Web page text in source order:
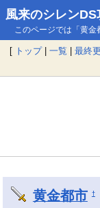
風来のシレン
このページでは「黄金
[ トップ| 一覧 | 最終
黄金都市 †